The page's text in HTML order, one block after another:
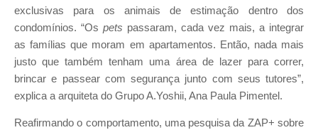
exclusivas para os animais de estimação dentro dos
condomínios. “Os pets passaram, cada vez mais, a integrar
as famílias que moram em apartamentos. Então, nada mais
justo que também tenham uma área de lazer para correr,
brincar e passear com segurança junto com seus tutores”,
explica a arquiteta do Grupo A.Yoshii, Ana Paula Pimentel.
Reafirmando o comportamento, uma pesquisa da ZAP+ sobre